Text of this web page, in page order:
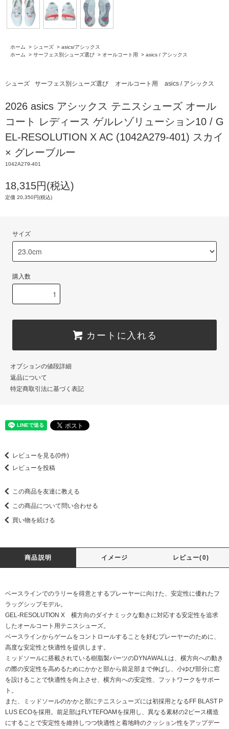
ホーム > シューズ > asics/アシックス
ホーム
> サーフェス別シューズ選び > オールコート用 > asics / アシックス
シューズ サーフェス別シューズ選び オールコート用 asics / アシックス
2026 asics アシックス テニスシューズ オール
コート レディース ゲルレゾリューション10 / G
EL-RESOLUTION X AC (1042A279-401) スカイ
× グレーブルー
1042A279-401
18,315円(税込)
定価 20,350円(税込)
サイズ
購入数
カートに入れる
オプションの値段詳細
返品について
特定商取引法に基づく表記
レビューを見る(0件)
レビューを投稿
この商品を友達に教える
この商品について問い合わせる
買い物を続ける
商品説明 イメージ レビュー(0)
ベースラインでのラリーを得意とするプレーヤーに向けた、安定性に優れたフ
ラッグシップモデル。
GEL-RESOLUTION X 横方向のダイナミックな動きに対応する安定性を追求
したオールコート用テニスシューズ。
ベースラインからゲームをコントロールすることを好むプレーヤーのために、
高度な安定性と快適性を提供します。
ミッドソールに搭載されている樹脂製パーツのDYNAWALLは、横方向への動き
の際の安定性を高めるためにかかと部から前足部まで伸ばし、小ゆび部分に窓
を設けることで快適性を向上させ、横方向への安定性、フットワークをサポー
ト。
また、ミッドソールのかかと部にテニスシューズには初採用となるFF BLAST P
LUS ECOを採用。前足部はFLYTEFOAMを採用し、異なる素材の2ピース構造
にすることで安定性を維持しつつ快適性と着地時のクッション性をアップデー